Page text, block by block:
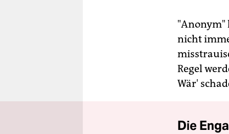
"Anonym"
nicht
Regel
Wär'
Die